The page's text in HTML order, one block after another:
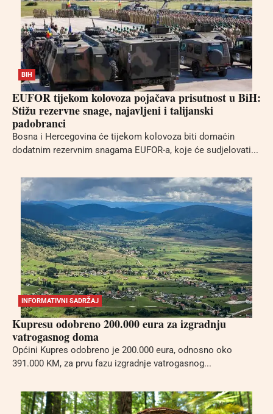
BIH
EUFOR tijekom kolovoza pojačava prisutnost u BiH:
Stižu rezervne snage, najavljeni i talijanski
padobranci
Bosna i Hercegovina će tijekom kolovoza biti domaćin
dodatnim rezervnim snagama EUFOR-a, koje će sudjelovati...
INFORMATIVNI SADRŽAJ
Kupresu odobreno 200.000 eura za izgradnju
vatrogasnog doma
Općini Kupres odobreno je 200.000 eura, odnosno oko
391.000 KM, za prvu fazu izgradnje vatrogasnog...